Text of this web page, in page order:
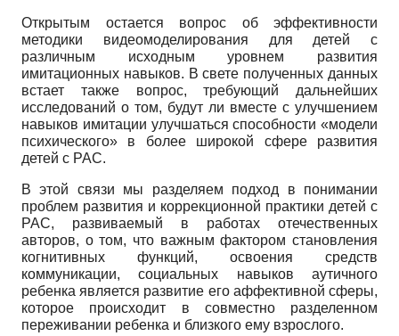
Открытым остается вопрос об эффективности
методики видеомоделирования для детей с
различным исходным уровнем развития
имитационных навыков. В свете полученных данных
встает также вопрос, требующий дальнейших
исследований о том, будут ли вместе с улучшением
навыков имитации улучшаться способности «модели
психического» в более широкой сфере развития
детей с РАС.
В этой связи мы разделяем подход в понимании
проблем развития и коррекционной практики детей с
РАС, развиваемый в работах отечественных
авторов, о том, что важным фактором становления
когнитивных функций, освоения средств
коммуникации, социальных навыков аутичного
ребенка является развитие его аффективной сферы,
которое происходит в совместно разделенном
переживании ребенка и близкого ему взрослого.